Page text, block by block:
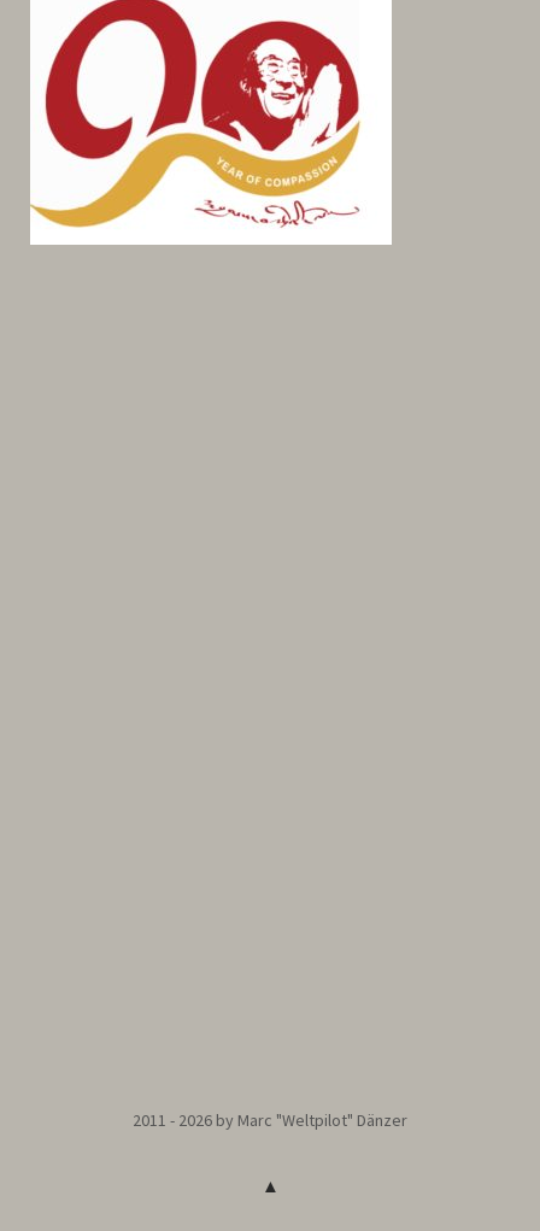
2011 - 2026 by Marc "Weltpilot" Dänzer